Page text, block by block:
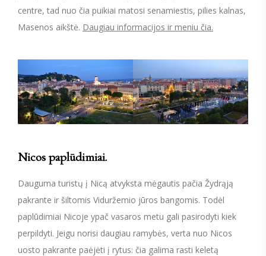
centre, tad nuo čia puikiai matosi senamiestis, pilies kalnas,
Masenos aikštė. Daugiau informacijos ir meniu čia.
Nicos paplūdimiai.
Dauguma turistų į Nicą atvyksta mėgautis pačia Žydrąją
pakrante ir šiltomis Viduržemio jūros bangomis. Todėl
paplūdimiai Nicoje ypač vasaros metu gali pasirodyti kiek
perpildyti. Jeigu norisi daugiau ramybės, verta nuo Nicos
uosto pakrante paėjėti į rytus: čia galima rasti keletą